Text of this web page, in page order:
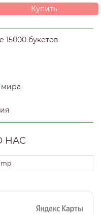
Купить
букетов
мира
НАС